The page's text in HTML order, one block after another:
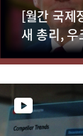
[월간 국제
새 총리, 우